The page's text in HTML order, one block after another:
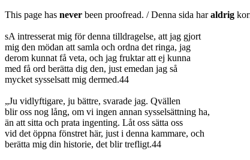
This page has never been proofread. / Denna sida haraldrig
sA intresserat mig för denna tilldragelse, att jag gjort
mig den mödan att samla och ordna det ringa, jag
derom kunnat få veta, och jag fruktar att ej kunna
med få ord berätta dig den, just emedan jag så
mycket sysselsatt mig dermed.44
„Ju vidlyftigare, ju bättre, svarade jag. Qvällen
blir oss nog lång, om vi ingen annan sysselsättning ha,
än att sitta och prata ingenting. Låt oss sätta oss
vid det öppna fönstret här, just i denna kammare, och
berätta mig din historie, det blir trefligt.44